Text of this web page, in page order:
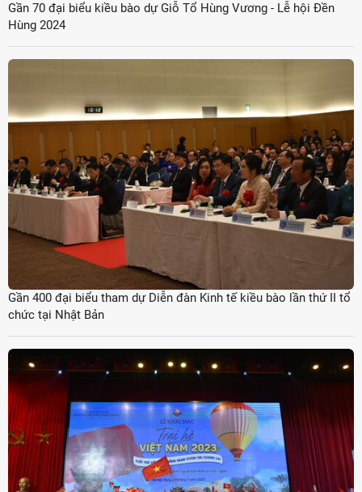
Gần 70 đại biểu kiều bào dự Giỗ Tổ Hùng Vương - Lễ hội Đền
Hùng 2024
Gần 400 đại biểu tham dự Diễn đàn Kinh tế kiều bào lần thứ II tổ
chức tại Nhật Bản